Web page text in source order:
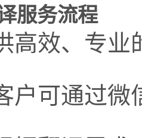
服务流程
高效、专业
户可通过微